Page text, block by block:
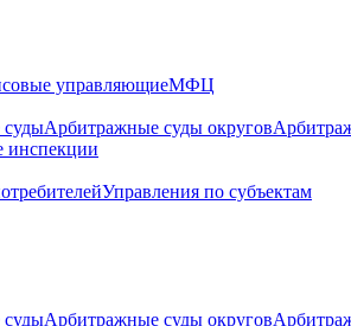
управляющиеМФЦ
Арбитражные суды округов
инспекции
Управления по субъектам
Арбитражные суды округов